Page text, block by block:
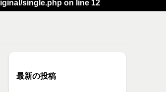
single.phpon line 12
最新の投稿